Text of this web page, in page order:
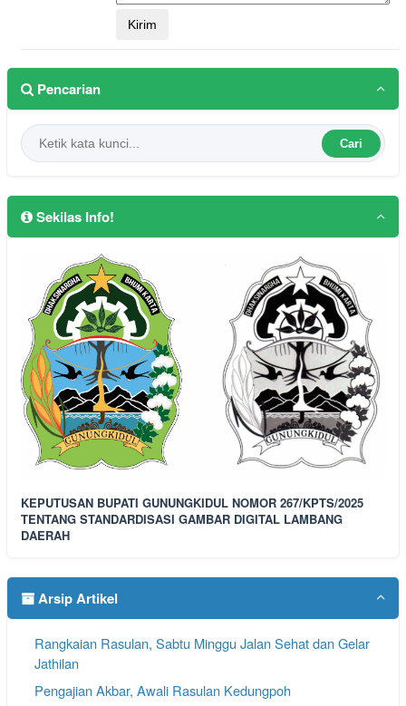
Pencarian
Cari
Sekilas Info!
KEPUTUSAN BUPATI GUNUNGKIDUL NOMOR 267/KPTS/2025
TENTANG STANDARDISASI GAMBAR DIGITAL LAMBANG
DAERAH
Arsip Artikel
Rangkaian Rasulan, Sabtu Minggu Jalan Sehat dan Gelar
Jathilan
Pengajian Akbar, Awali Rasulan Kedungpoh